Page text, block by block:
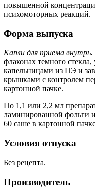
повышенной
психомоторных реакций.
Форма выпуска
Капли для приема внутрь.
флаконах темного
капельницами из ПЭ и
крышками с контролем
картонной пачке.
По 1,1 или 2,2 мл
ламинированной
60 саше в картонной
Условия отпуска
Без рецепта.
Производитель